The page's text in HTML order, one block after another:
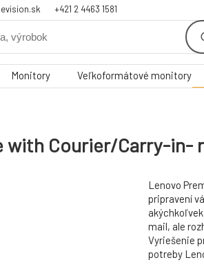
+421 2 4463 1581
Monitory Veľkoformátové monitory
with Courier/Carry-
Lenovo
pripravení
mail, ale
Vyriešenie
potreby